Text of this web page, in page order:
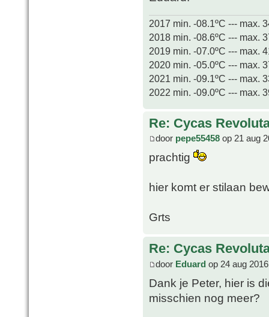
2017 min. -08.1ºC --- max.
2018 min. -08.6ºC --- max.
2019 min. -07.0ºC --- max.
2020 min. -05.0ºC --- max.
2021 min. -09.1ºC --- max.
2022 min. -09.0ºC --- max.
Re: Cycas
door pepe55458 op 21 aug
prachtig
hier komt er stilaan
Grts
Re: Cycas
door Eduard op 24 aug
Dank je Peter, hier is
misschien nog meer?